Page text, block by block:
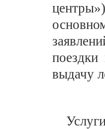
выдачу